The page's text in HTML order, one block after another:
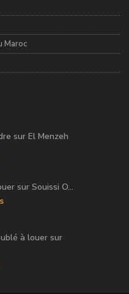
Maroc
sur El Menzeh
sur Souissi O...
à louer sur